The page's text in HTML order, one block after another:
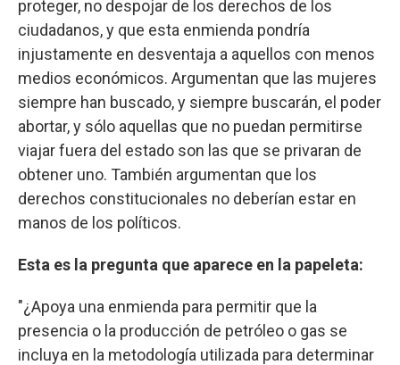
proteger, no despojar de los derechos de los
ciudadanos, y que esta enmienda pondría
injustamente en desventaja a aquellos con menos
medios económicos. Argumentan que las mujeres
siempre han buscado, y siempre buscarán, el poder
abortar, y sólo aquellas que no puedan permitirse
viajar fuera del estado son las que se privaran de
obtener uno. También argumentan que los
derechos constitucionales no deberían estar en
manos de los políticos.
Esta es la pregunta que aparece en la papeleta:
"¿Apoya una enmienda para permitir que la
presencia o la producción de petróleo o gas se
incluya en la metodología utilizada para determinar